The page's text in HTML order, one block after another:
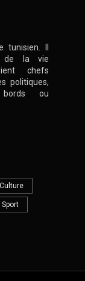
tunisien. Il
de la vie
chefs
politiques,
bords ou
Culture
Sport